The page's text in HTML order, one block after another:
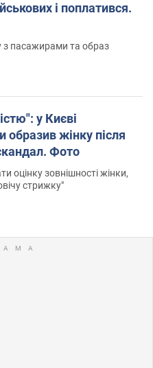
і поплатився.
з пасажирами та образ
у Києві
образив жінку після
Фото
оцінку зовнішності жінки,
стрижку"